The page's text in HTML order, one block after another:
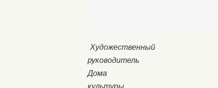
Художественный
руководитель
Дома
культуры